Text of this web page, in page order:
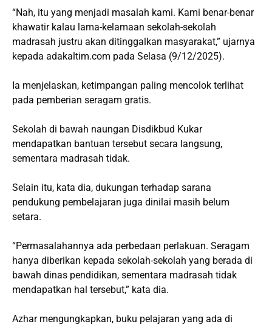
“Nah, itu yang menjadi masalah kami. Kami benar-benar
khawatir kalau lama-kelamaan sekolah-sekolah
madrasah justru akan ditinggalkan masyarakat,” ujarnya
kepada adakaltim.com pada Selasa (9/12/2025).
Ia menjelaskan, ketimpangan paling mencolok terlihat
pada pemberian seragam gratis.
Sekolah di bawah naungan Disdikbud Kukar
mendapatkan bantuan tersebut secara langsung,
sementara madrasah tidak.
Selain itu, kata dia, dukungan terhadap sarana
pendukung pembelajaran juga dinilai masih belum
setara.
“Permasalahannya ada perbedaan perlakuan. Seragam
hanya diberikan kepada sekolah-sekolah yang berada di
bawah dinas pendidikan, sementara madrasah tidak
mendapatkan hal tersebut,” kata dia.
Azhar mengungkapkan, buku pelajaran yang ada di